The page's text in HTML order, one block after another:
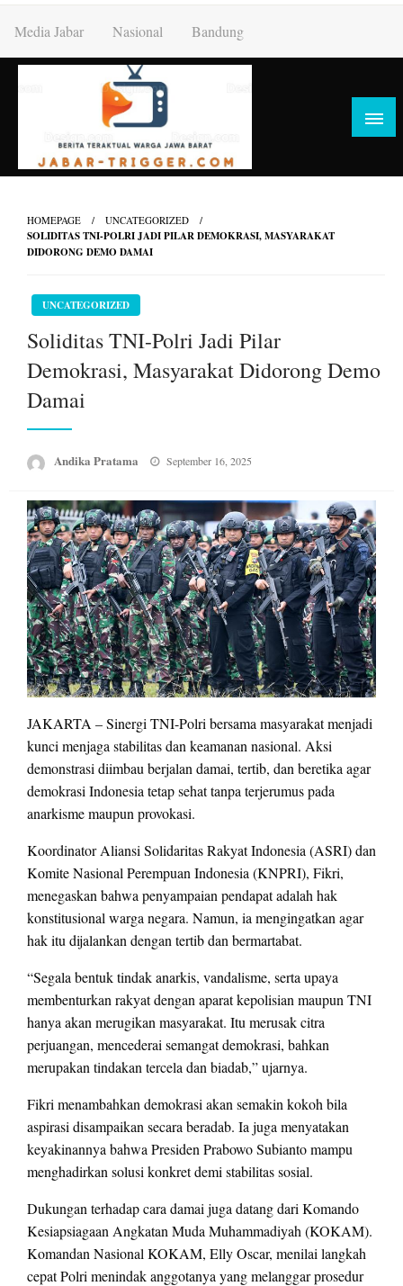
content
Media Jabar Nasional Bandung
HOMEPAGE UNCATEGORIZED
SOLIDITAS TNI-POLRI JADI PILAR DEMOKRASI, MASYARAKAT
DIDORONG DEMO DAMAI
UNCATEGORIZED
Soliditas TNI-Polri Jadi Pilar
Demokrasi, Masyarakat Didorong Demo
Damai
Andika Pratama
Posted
September 16, 2025
JAKARTA – Sinergi TNI-Polri bersama masyarakat menjadi
kunci menjaga stabilitas dan keamanan nasional. Aksi
demonstrasi diimbau berjalan damai, tertib, dan beretika agar
demokrasi Indonesia tetap sehat tanpa terjerumus pada
anarkisme maupun provokasi.
Koordinator Aliansi Solidaritas Rakyat Indonesia (ASRI) dan
Komite Nasional Perempuan Indonesia (KNPRI), Fikri,
menegaskan bahwa penyampaian pendapat adalah hak
konstitusional warga negara. Namun, ia mengingatkan agar
hak itu dijalankan dengan tertib dan bermartabat.
“Segala bentuk tindak anarkis, vandalisme, serta upaya
membenturkan rakyat dengan aparat kepolisian maupun TNI
hanya akan merugikan masyarakat. Itu merusak citra
perjuangan, mencederai semangat demokrasi, bahkan
merupakan tindakan tercela dan biadab,” ujarnya.
Fikri menambahkan demokrasi akan semakin kokoh bila
aspirasi disampaikan secara beradab. Ia juga menyatakan
keyakinannya bahwa Presiden Prabowo Subianto mampu
menghadirkan solusi konkret demi stabilitas sosial.
Dukungan terhadap cara damai juga datang dari Komando
Kesiapsiagaan Angkatan Muda Muhammadiyah (KOKAM).
Komandan Nasional KOKAM, Elly Oscar, menilai langkah
cepat Polri menindak anggotanya yang melanggar prosedur